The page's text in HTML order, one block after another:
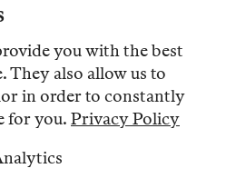
Lesbenfilm, aber machen
you with the best
They also allow us to
in order to constantly
for you. Privacy Policy